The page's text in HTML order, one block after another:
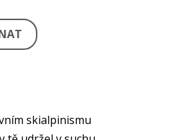
skialpinismu